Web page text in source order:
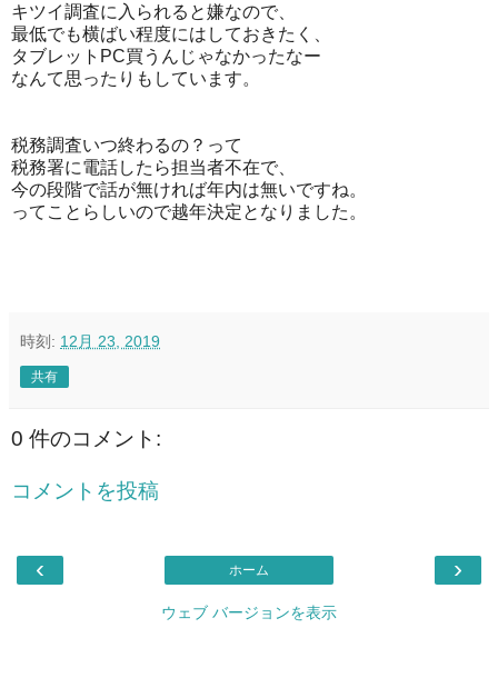
キツイ調査に入られると嫌なので、
最低でも横ばい程度にはしておきたく、
タブレットPC買うんじゃなかったなー
なんて思ったりもしています。
税務調査いつ終わるの？って
税務署に電話したら担当者不在で、
今の段階で話が無ければ年内は無いですね。
ってことらしいので越年決定となりました。
時刻: 12月 23, 2019
共有
0 件のコメント:
コメントを投稿
‹ ›
ホーム
ウェブ バージョンを表示